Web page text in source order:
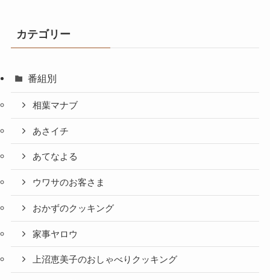
カテゴリー
番組別
相葉マナブ
あさイチ
あてなよる
ウワサのお客さま
おかずのクッキング
家事ヤロウ
上沼恵美子のおしゃべりクッキング